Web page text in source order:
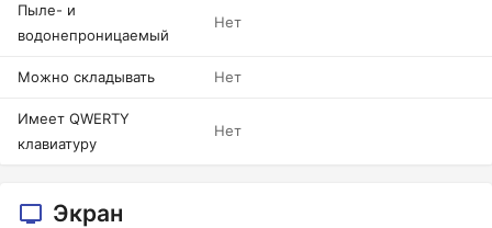
Пыле- и
водонепроницаемый
Нет
Можно складывать Нет
Имеет QWERTY
клавиатуру
Нет
Экран